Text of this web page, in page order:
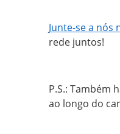
Junte-se a nós
rede juntos!
P.S.: Também
ao longo do